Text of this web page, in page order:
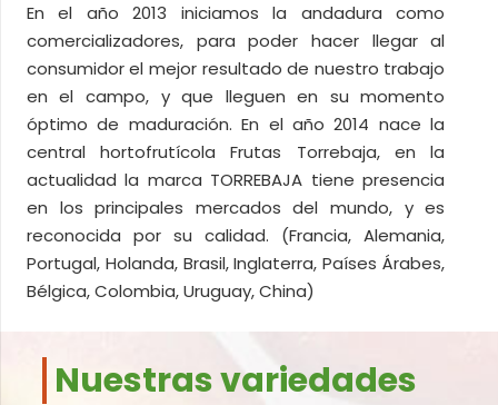
En el año 2013 iniciamos la andadura como
comercializadores, para poder hacer llegar al
consumidor el mejor resultado de nuestro trabajo
en el campo, y que lleguen en su momento
óptimo de maduración. En el año 2014 nace la
central hortofrutícola Frutas Torrebaja, en la
actualidad la marca TORREBAJA tiene presencia
en los principales mercados del mundo, y es
reconocida por su calidad. (Francia, Alemania,
Portugal, Holanda, Brasil, Inglaterra, Países Árabes,
Bélgica, Colombia, Uruguay, China)
Nuestras variedades